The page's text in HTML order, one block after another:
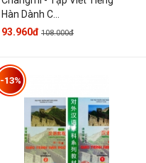
Hàn Dành C...
93.960đ 108.000đ
-13%